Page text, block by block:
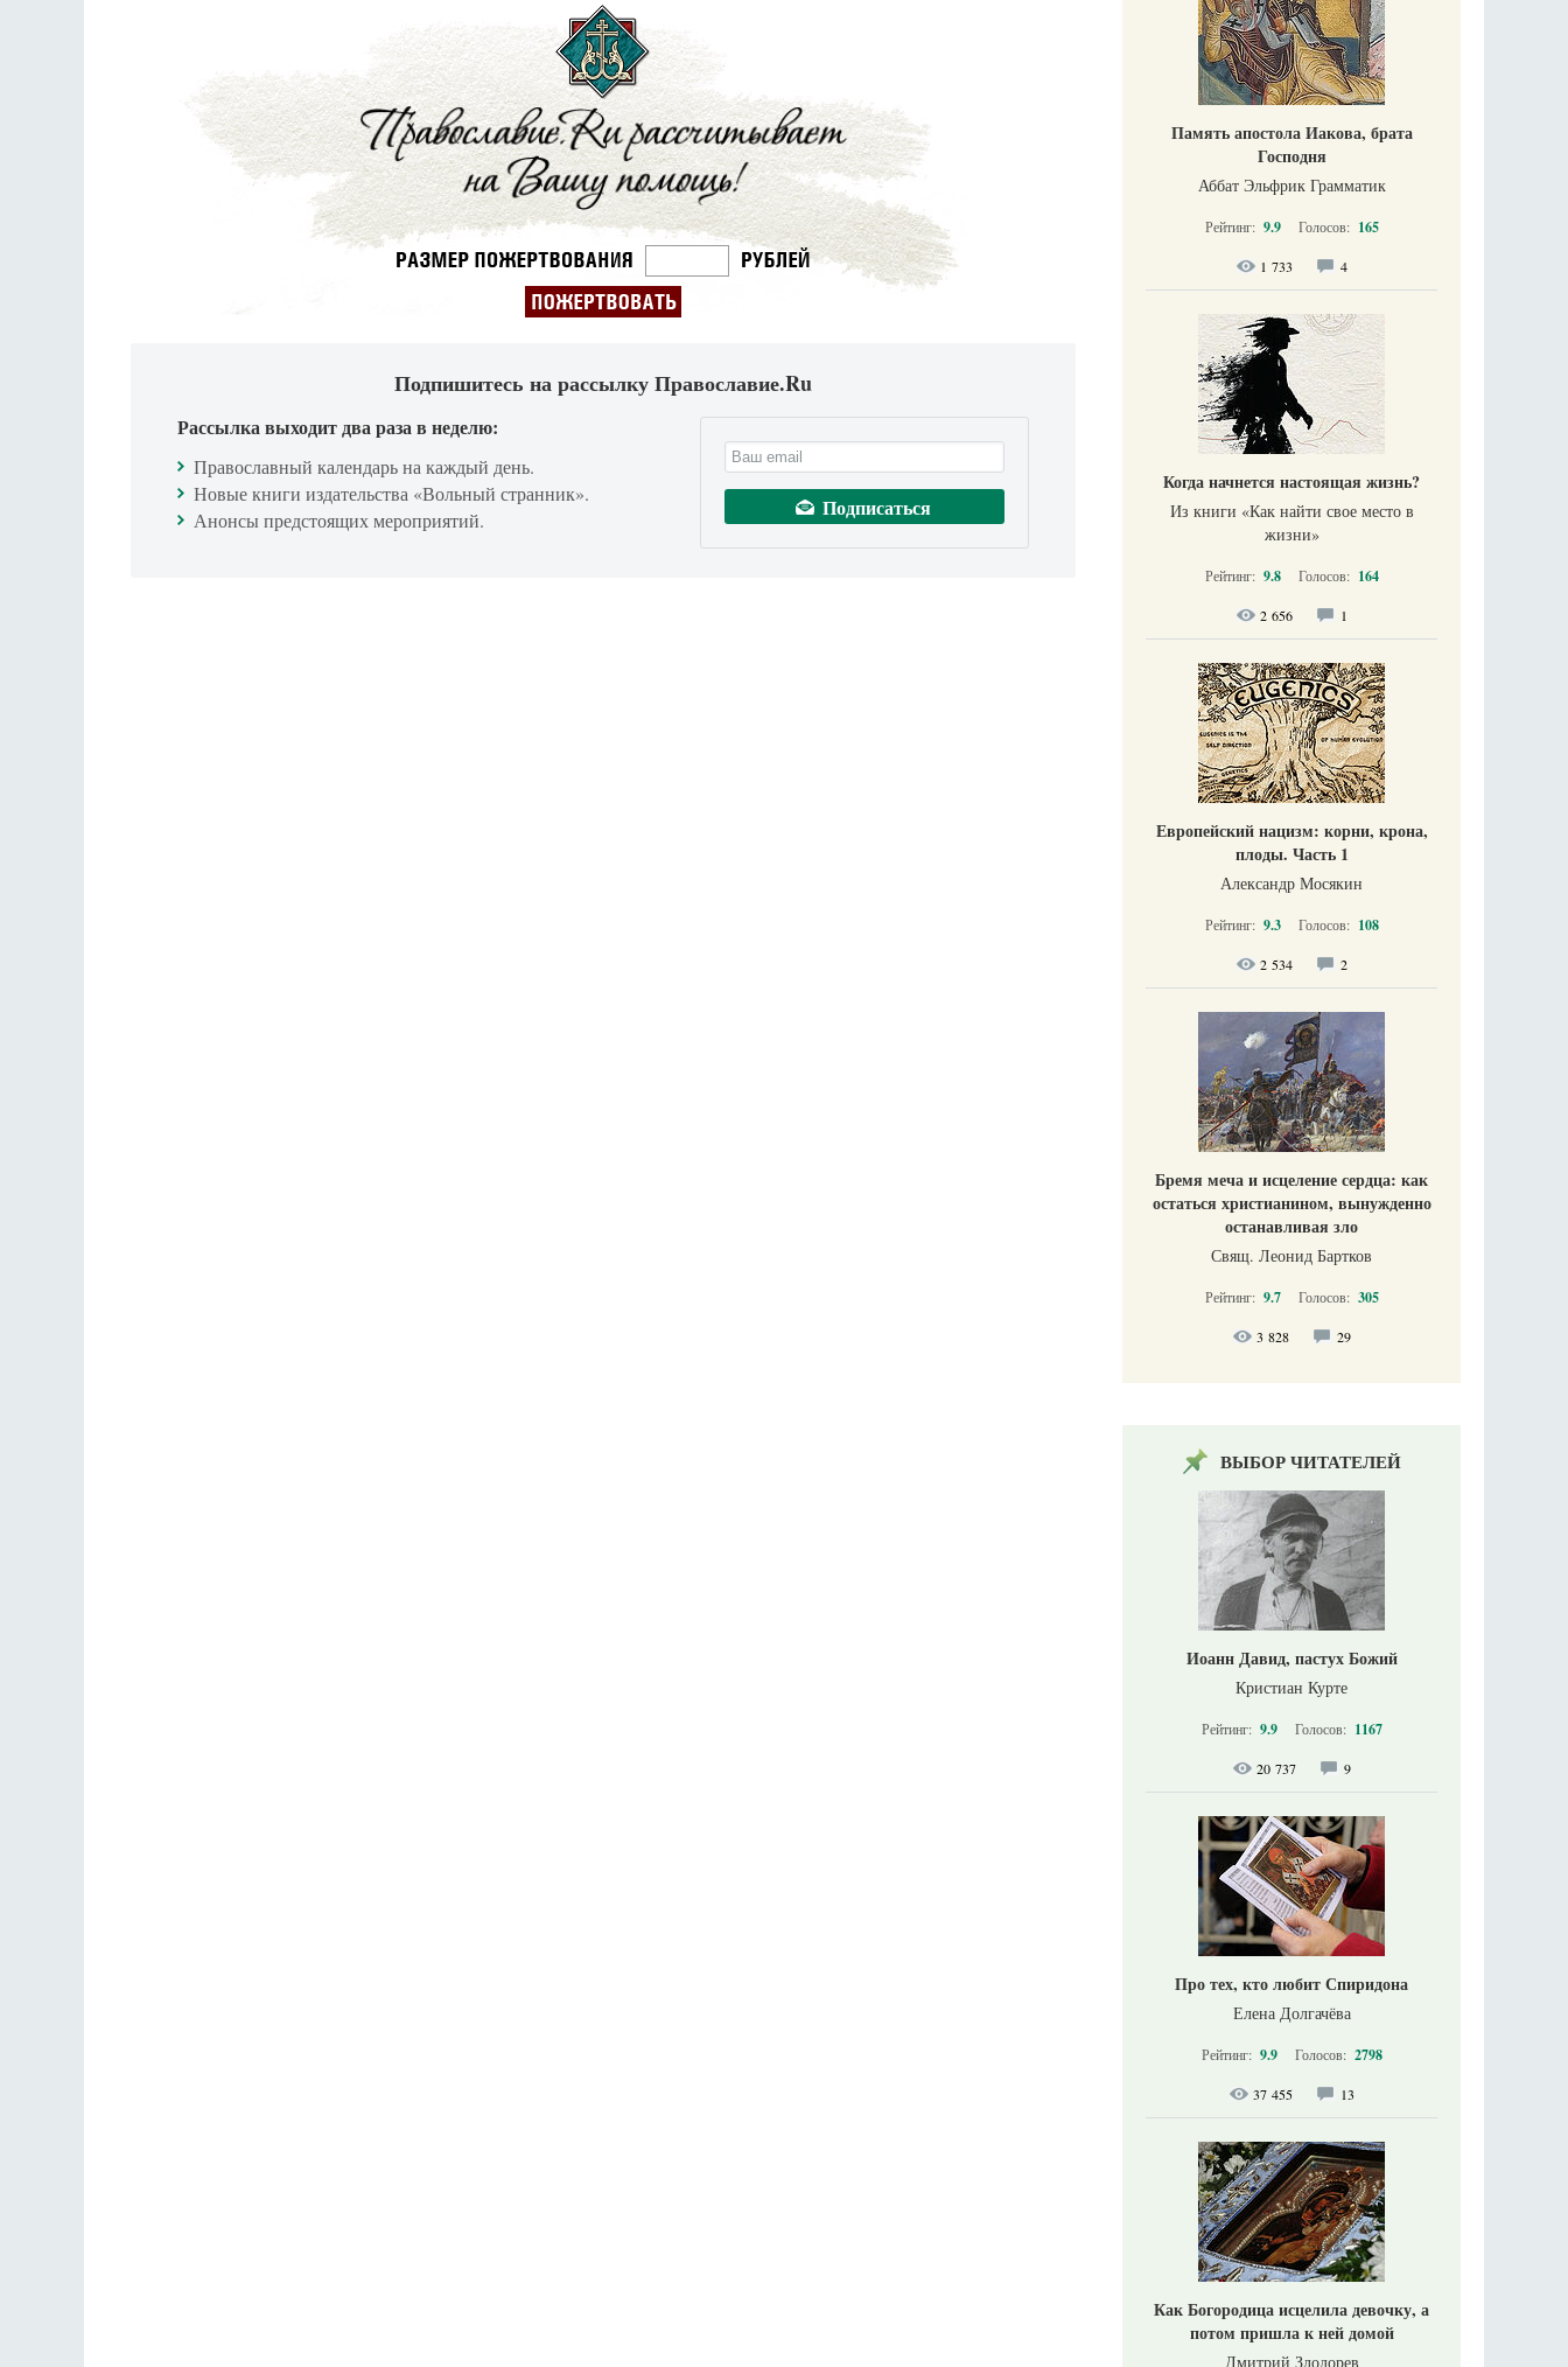
Подпишитесь на рассылку Православие.Ru
Рассылка выходит два раза в неделю:
Православный календарь на каждый день.
Новые книги издательства «Вольный странник».
Анонсы предстоящих мероприятий.
Память апостола Иакова, брата
Господня
Аббат Эльфрик Грамматик
Рейтинг: 9.9 Голосов: 165
1 733 4
Когда начнется настоящая жизнь?
Из книги «Как найти свое место в
жизни​»
Рейтинг: 9.8 Голосов: 164
2 656 1
Европейский нацизм: корни, крона,
плоды. Часть 1
Александр Мосякин
Рейтинг: 9.3 Голосов: 108
2 534 2
Бремя меча и исцеление сердца: как
остаться христианином, вынужденно
останавливая зло
Свящ. Леонид Бартков
Рейтинг: 9.7 Голосов: 305
3 828 29
ВЫБОР ЧИТАТЕЛЕЙ
Иоанн Давид, пастух Божий
Кристиан Курте
Рейтинг: 9.9 Голосов: 1167
20 737 9
Про тех, кто любит Спиридона
Елена Долгачёва
Рейтинг: 9.9 Голосов: 2798
37 455 13
Как Богородица исцелила девочку, а
потом пришла к ней домой
Дмитрий Злодорев